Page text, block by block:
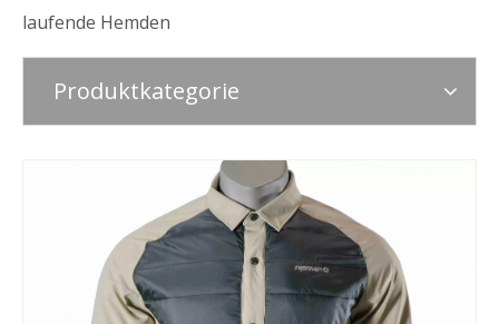
Speichern
laufende Hemden
Produktkategorie